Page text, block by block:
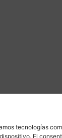
tecnologías
El